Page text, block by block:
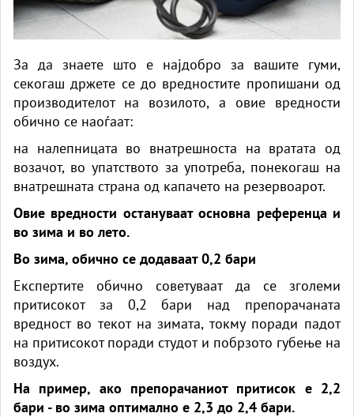
За да знаете што е најдобро за вашите гуми,
секогаш држете се до вредностите пропишани од
производителот на возилото, а овие вредности
обично се наоѓаат:
на налепницата во внатрешноста на вратата од
возачот, во упатството за употреба, понекогаш на
внатрешната страна од капачето на резервоарот.
Овие вредности остануваат основна референца и
во зима и во лето.
Во зима, обично се додаваат 0,2 бари
Експертите обично советуваат да се зголеми
притисокот за 0,2 бари над препорачаната
вредност во текот на зимата, токму поради падот
на притисокот поради студот и побрзото губење на
воздух.
На пример, ако препорачаниот притисок е 2,2
бари - во зима оптимално е 2,3 до 2,4 бари.